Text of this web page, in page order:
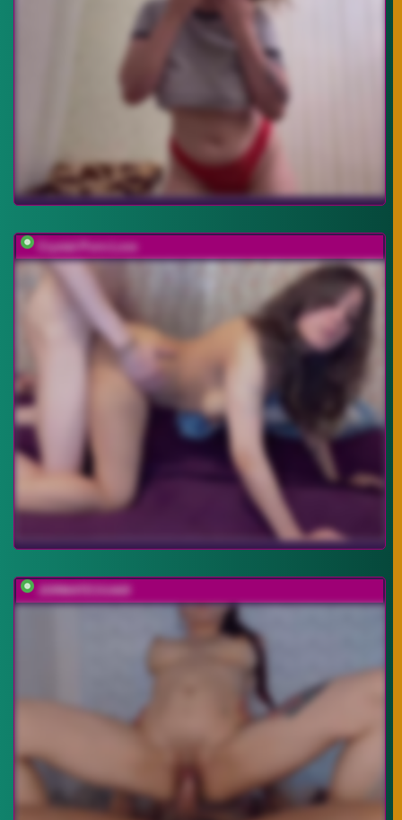
Crystal-Porn-Love
JORMATESSA69